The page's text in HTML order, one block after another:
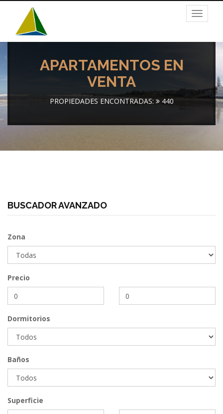
Toggle
APARTAMENTOS EN
VENTA
PROPIEDADES ENCONTRADAS: 440
BUSCADOR AVANZADO
Zona
Precio
Dormitorios
Baños
Superficie